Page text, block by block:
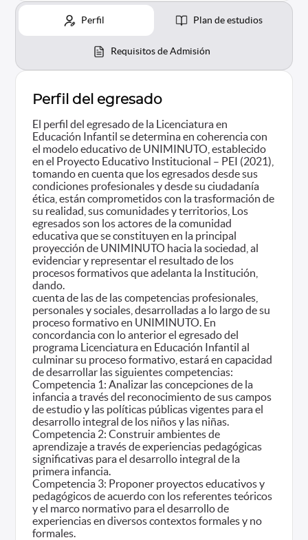
Perfil Plan de estudios
Requisitos de Admisión
Perfil del egresado
El perfil del egresado de la Licenciatura en
Educación Infantil se determina en coherencia con
el modelo educativo de UNIMINUTO, establecido
en el Proyecto Educativo Institucional – PEI (2021),
tomando en cuenta que los egresados desde sus
condiciones profesionales y desde su ciudadanía
ética, están comprometidos con la trasformación de
su realidad, sus comunidades y territorios, Los
egresados son los actores de la comunidad
educativa que se constituyen en la principal
proyección de UNIMINUTO hacia la sociedad, al
evidenciar y representar el resultado de los
procesos formativos que adelanta la Institución,
dando.
cuenta de las de las competencias profesionales,
personales y sociales, desarrolladas a lo largo de su
proceso formativo en UNIMINUTO. En
concordancia con lo anterior el egresado del
programa Licenciatura en Educación Infantil al
culminar su proceso formativo, estará en capacidad
de desarrollar las siguientes competencias:
Competencia 1: Analizar las concepciones de la
infancia a través del reconocimiento de sus campos
de estudio y las políticas públicas vigentes para el
desarrollo integral de los niños y las niñas.
Competencia 2: Construir ambientes de
aprendizaje a través de experiencias pedagógicas
significativas para el desarrollo integral de la
primera infancia.
Competencia 3: Proponer proyectos educativos y
pedagógicos de acuerdo con los referentes teóricos
y el marco normativo para el desarrollo de
experiencias en diversos contextos formales y no
formales.